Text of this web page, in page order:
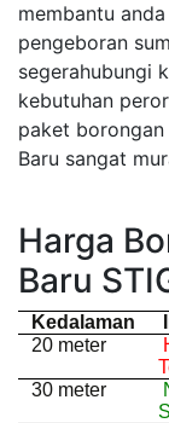
membantu
pengeboran
segerahubungi
kebutuhan
paket borongan
Baru sangat
Harga
Baru
Kedalaman
20 meter
30 meter